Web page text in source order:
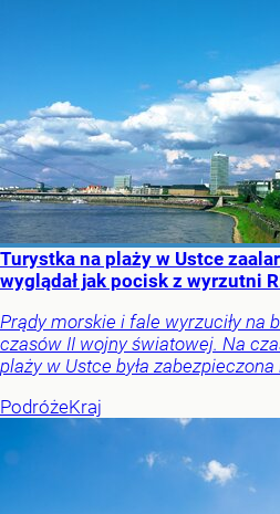
Turystka na plaży w Ustce
wyglądał jak pocisk z wyrzutni
Prądy morskie i fale wyrzuciły na
czasów II wojny światowej. Na
plaży w Ustce była zabezpieczona
PodróżeKraj